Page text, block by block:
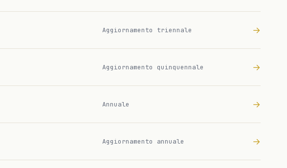
Aggiornamento triennale →
Aggiornamento quinquennale →
Annuale →
Aggiornamento annuale →